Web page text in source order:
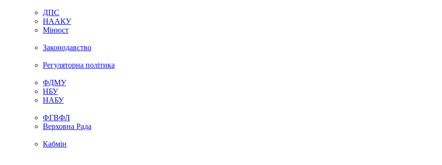
ДПС
НААКУ
Мінюст
Законодавство
Регуляторна політика
ФДМУ
НБУ
НАБУ
ФГВФЛ
Верховна Рада
Кабмін